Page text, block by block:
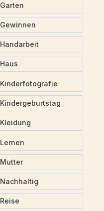
Garten
Gewinnen
Handarbeit
Haus
Kinderfotografie
Kindergeburtstag
Kleidung
Lernen
Mutter
Nachhaltig
Reise